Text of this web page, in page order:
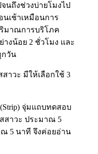
นถึงช่วงบ่ายโมงไป
เช้าเหมือนการ
มาณการบริโภค
งน้อย 2 ชั่วโมง และ
กวัน
าวะ มีให้เลือกใช้ 3
จุ่มแถบทดสอบ
สาวะ ประมาณ 5
5 นาที จึงค่อยอ่าน